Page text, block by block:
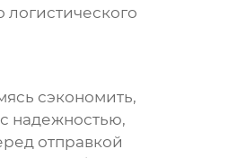
сэкономить,
надежностью,
отправкой